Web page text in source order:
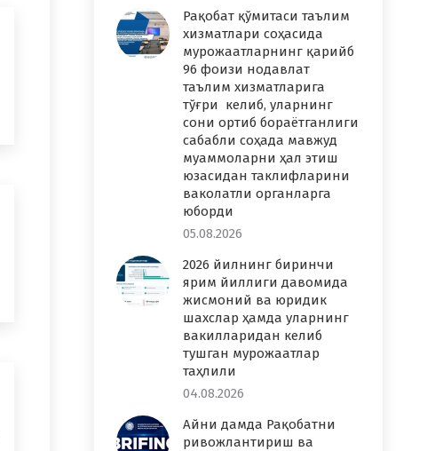
Рақобат қўмитаси таълим
хизматлари соҳасида
мурожаатларнинг қарийб
96 фоизи нодавлат
таълим хизматларига
тўғри келиб, уларнинг
сони ортиб бораётганлиги
сабабли соҳада мавжуд
муаммоларни ҳал этиш
юзасидан таклифларини
ваколатли органларга
юборди
05.08.2026
2026 йилнинг биринчи
ярим йиллиги давомида
жисмоний ва юридик
шахслар ҳамда уларнинг
вакилларидан келиб
тушган мурожаатлар
таҳлили
04.08.2026
Айни дамда Рақобатни
ривожлантириш ва